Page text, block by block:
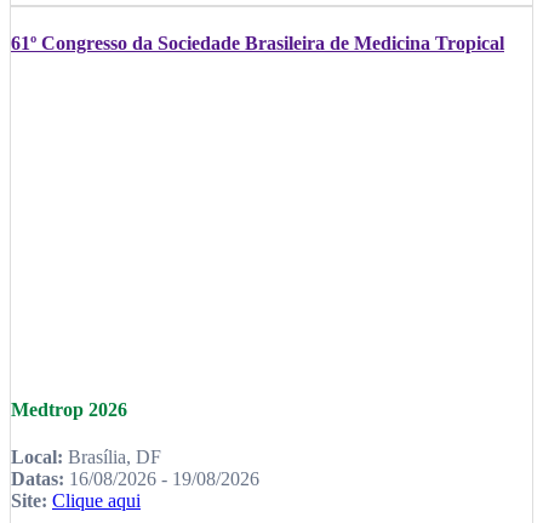
61º Congresso da Sociedade Brasileira de Medicina Tropical
Medtrop 2026
Local: Brasília, DF
Datas: 16/08/2026 - 19/08/2026
Site: Clique aqui